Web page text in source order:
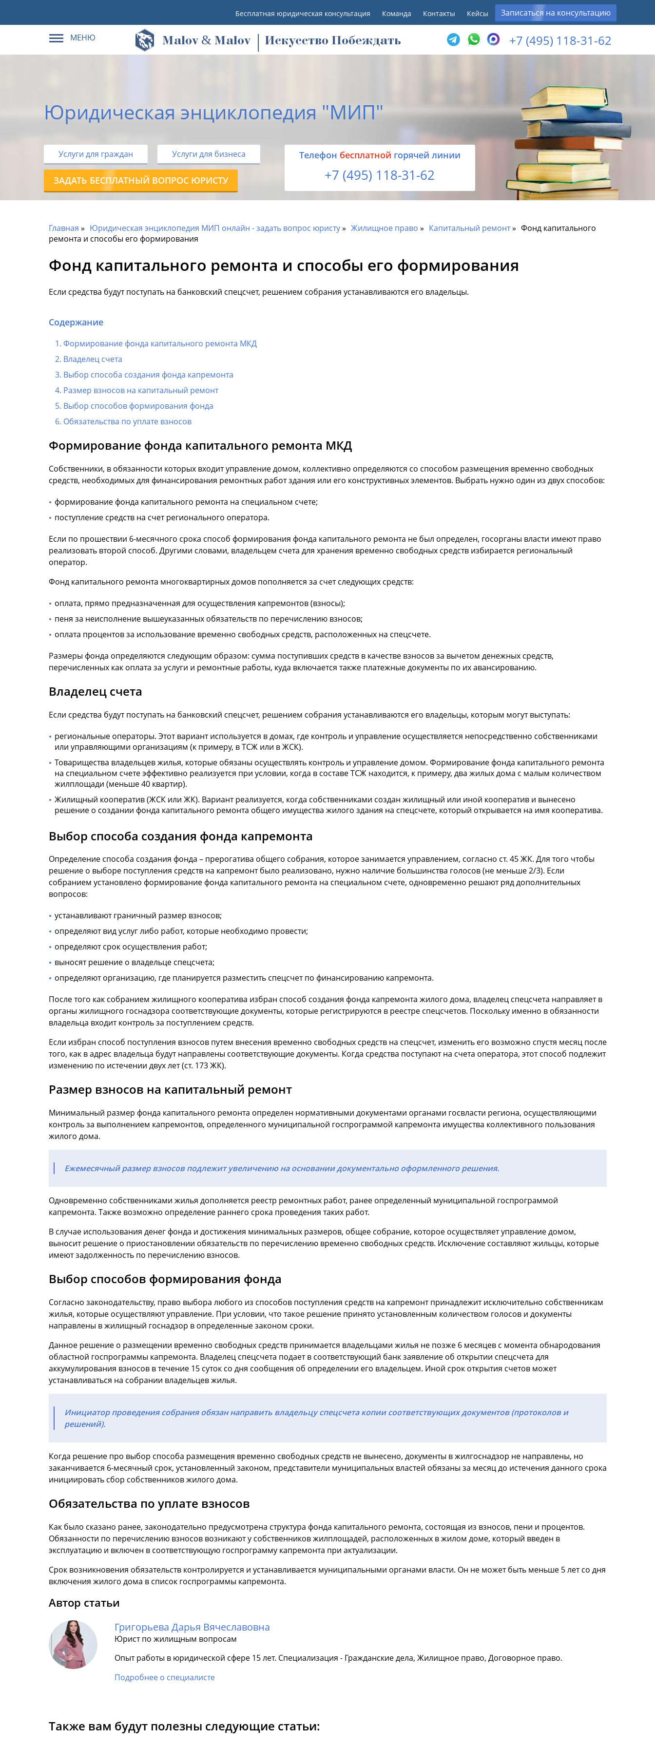
Бесплатная юридическая консультация Команда Контакты Кейсы Записаться на консультацию
МЕНЮ Malov & Malov Искусство Побеждать +7 (495) 118-31-62
Юридическая энциклопедия "МИП"
Услуги для граждан Услуги для бизнеса
ЗАДАТЬ БЕСПЛАТНЫЙ ВОПРОС ЮРИСТУ
Tелефон бесплатной горячей линии
+7 (495) 118-31-62
Главная Юридическая энциклопедия МИП онлайн - задать вопрос юристу Жилищное право Капитальный ремонт
Фонд капитального
ремонта и способы его формирования
Фонд капитального ремонта и способы его формирования
Если средства будут поступать на банковский спецсчет, решением собрания устанавливаются его владельцы.
Содержание
Формирование фонда капитального ремонта МКД
Владелец счета
Выбор способа создания фонда капремонта
Размер взносов на капитальный ремонт
Выбор способов формирования фонда
Обязательства по уплате взносов
Формирование фонда капитального ремонта МКД
Собственники, в обязанности которых входит управление домом, коллективно определяются со способом размещения временно свободных
средств, необходимых для финансирования ремонтных работ здания или его конструктивных элементов. Выбрать нужно один из двух способов:
формирование фонда капитального ремонта на специальном счете;
поступление средств на счет регионального оператора.
Если по прошествии 6-месячного срока способ формирования фонда капитального ремонта не был определен, госорганы власти имеют право
реализовать второй способ. Другими словами, владельцем счета для хранения временно свободных средств избирается региональный
оператор.
Фонд капитального ремонта многоквартирных домов пополняется за счет следующих средств:
оплата, прямо предназначенная для осуществления капремонтов (взносы);
пеня за неисполнение вышеуказанных обязательств по перечислению взносов;
оплата процентов за использование временно свободных средств, расположенных на спецсчете.
Размеры фонда определяются следующим образом: сумма поступивших средств в качестве взносов за вычетом денежных средств,
перечисленных как оплата за услуги и ремонтные работы, куда включается также платежные документы по их авансированию.
Владелец счета
Если средства будут поступать на банковский спецсчет, решением собрания устанавливаются его владельцы, которым могут выступать:
региональные операторы. Этот вариант используется в домах, где контроль и управление осуществляется непосредственно собственниками
или управляющими организациям (к примеру, в ТСЖ или в ЖСК).
Товарищества владельцев жилья, которые обязаны осуществлять контроль и управление домом. Формирование фонда капитального ремонта
на специальном счете эффективно реализуется при условии, когда в составе ТСЖ находится, к примеру, два жилых дома с малым количеством
жилплощади (меньше 40 квартир).
Жилищный кооператив (ЖСК или ЖК). Вариант реализуется, когда собственниками создан жилищный или иной кооператив и вынесено
решение о создании фонда капитального ремонта общего имущества жилого здания на спецсчете, который открывается на имя кооператива.
Выбор способа создания фонда капремонта
Определение способа создания фонда – прерогатива общего собрания, которое занимается управлением, согласно ст. 45 ЖК. Для того чтобы
решение о выборе поступления средств на капремонт было реализовано, нужно наличие большинства голосов (не меньше 2/3). Если
собранием установлено формирование фонда капитального ремонта на специальном счете, одновременно решают ряд дополнительных
вопросов:
устанавливают граничный размер взносов;
определяют вид услуг либо работ, которые необходимо провести;
определяют срок осуществления работ;
выносят решение о владельце спецсчета;
определяют организацию, где планируется разместить спецсчет по финансированию капремонта.
После того как собранием жилищного кооператива избран способ создания фонда капремонта жилого дома, владелец спецсчета направляет в
органы жилищного госнадзора соответствующие документы, которые регистрируются в реестре спецсчетов. Поскольку именно в обязанности
владельца входит контроль за поступлением средств.
Если избран способ поступления взносов путем внесения временно свободных средств на спецсчет, изменить его возможно спустя месяц после
того, как в адрес владельца будут направлены соответствующие документы. Когда средства поступают на счета оператора, этот способ подлежит
изменению по истечении двух лет (ст. 173 ЖК).
Размер взносов на капитальный ремонт
Минимальный размер фонда капитального ремонта определен нормативными документами органами госвласти региона, осуществляющими
контроль за выполнением капремонтов, определенного муниципальной госпрограммой капремонта имущества коллективного пользования
жилого дома.
Ежемесячный размер взносов подлежит увеличению на основании документально оформленного решения.
Одновременно собственниками жилья дополняется реестр ремонтных работ, ранее определенный муниципальной госпрограммой
капремонта. Также возможно определение раннего срока проведения таких работ.
В случае использования денег фонда и достижения минимальных размеров, общее собрание, которое осуществляет управление домом,
выносит решение о приостановлении обязательств по перечислению временно свободных средств. Исключение составляют жильцы, которые
имеют задолженность по перечислению взносов.
Выбор способов формирования фонда
Согласно законодательству, право выбора любого из способов поступления средств на капремонт принадлежит исключительно собственникам
жилья, которые осуществляют управление. При условии, что такое решение принято установленным количеством голосов и документы
направлены в жилищный госнадзор в определенные законом сроки.
Данное решение о размещении временно свободных средств принимается владельцами жилья не позже 6 месяцев с момента обнародования
областной госпрограммы капремонта. Владелец спецсчета подает в соответствующий банк заявление об открытии спецсчета для
аккумулирования взносов в течение 15 суток со дня сообщения об определении его владельцем. Иной срок открытия счетов может
устанавливаться на собрании владельцев жилья.
Инициатор проведения собрания обязан направить владельцу спецсчета копии соответствующих документов (протоколов и
решений).
Когда решение про выбор способа размещения временно свободных средств не вынесено, документы в жилгоснадзор не направлены, но
заканчивается 6-месячный срок, установленный законом, представители муниципальных властей обязаны за месяц до истечения данного срока
инициировать сбор собственников жилого дома.
Обязательства по уплате взносов
Как было сказано ранее, законодательно предусмотрена структура фонда капитального ремонта, состоящая из взносов, пени и процентов.
Обязанности по перечислению взносов возникают у собственников жилплощадей, расположенных в жилом доме, который введен в
эксплуатацию и включен в соответствующую госпрограмму капремонта при актуализации.
Срок возникновения обязательств контролируется и устанавливается муниципальными органами власти. Он не может быть меньше 5 лет со дня
включения жилого дома в список госпрограммы капремонта.
Автор статьи
Григорьева Дарья Вячеславовна
Юрист по жилищным вопросам
Опыт работы в юридической сфере 15 лет. Специализация - Гражданские дела, Жилищное право, Договорное право.
Подробнее о специалисте
Также вам будут полезны следующие статьи: